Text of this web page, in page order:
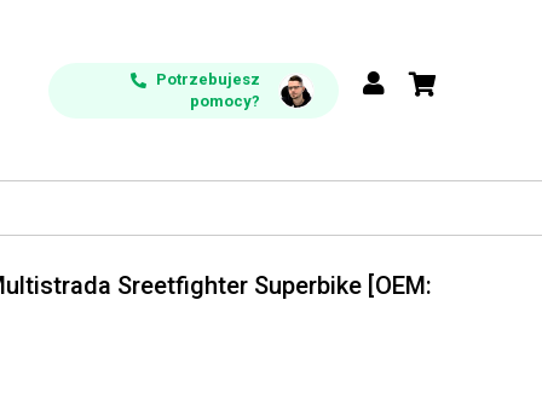
Potrzebujesz
pomocy?
Sreetfighter Superbike [OEM: